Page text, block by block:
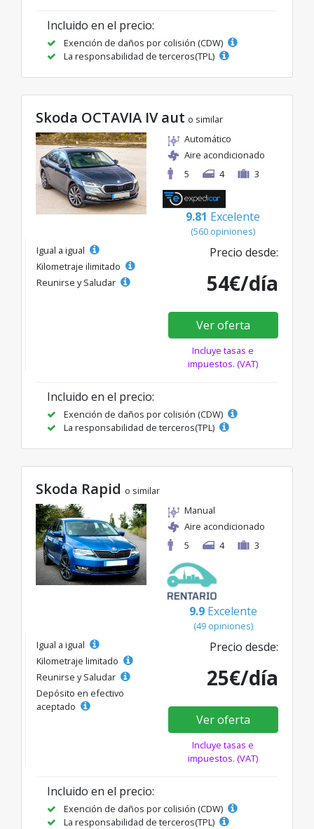
Incluido en el precio:
Exención de daños por colisión (CDW)
La responsabilidad de terceros(TPL)
Skoda OCTAVIA IV aut o similar
Automático
Aire acondicionado
5
4 3
9.81 Excelente
(560 opiniones)
Igual a igual
Kilometraje ilimitado
Reunirse y Saludar
Precio desde:
54€/día
Ver oferta
Incluye tasas e
impuestos. (VAT)
Incluido en el precio:
Exención de daños por colisión (CDW)
La responsabilidad de terceros(TPL)
Skoda Rapid o similar
Manual
Aire acondicionado
5
4 3
9.9 Excelente
(49 opiniones)
Igual a igual
Kilometraje limitado
Reunirse y Saludar
Depósito en efectivo
aceptado
Precio desde:
25€/día
Ver oferta
Incluye tasas e
impuestos. (VAT)
Incluido en el precio:
Exención de daños por colisión (CDW)
La responsabilidad de terceros(TPL)